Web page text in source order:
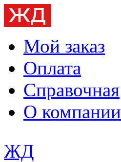
Мой заказ
Оплата
Справочная
О компании
ЖД